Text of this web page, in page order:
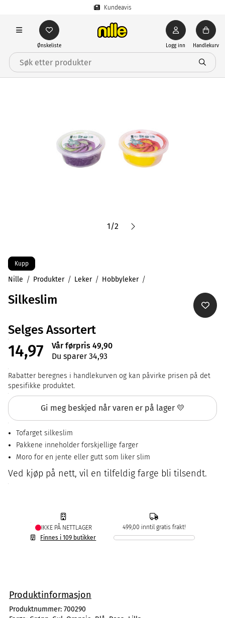
Kundeavis
Ønskeliste Logg inn Handlekurv
1/2
Kupp
Nille Produkter Leker Hobbyleker
Silkeslim
Selges Assortert
14,97
Vår førpris 49,90
Du sparer 34,93
Rabatter beregnes i handlekurven og kan påvirke prisen på det
spesifikke produktet.
Gi meg beskjed når varen er på lager 💛
Tofarget silkeslim
Pakkene inneholder forskjellige farger
Moro for en jente eller gutt som liker slim
Ved kjøp på nett, vil en tilfeldig farge bli tilsendt.
IKKE PÅ NETTLAGER
Finnes i 109 butikker
499,00 inntil gratis frakt!
Produktinformasjon
Produktnummer: 700290